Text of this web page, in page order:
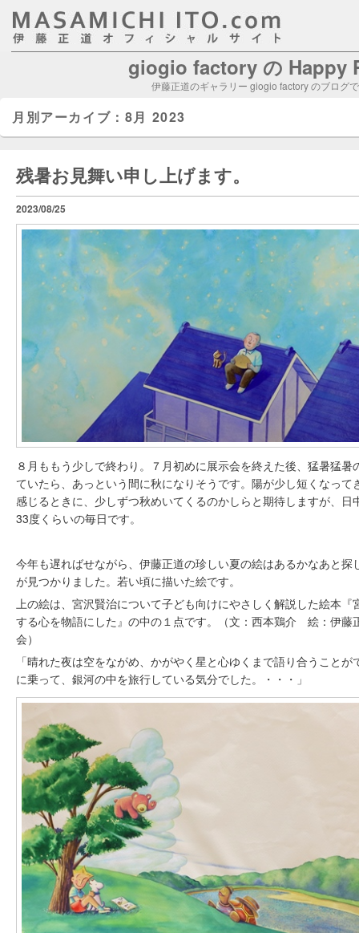
giogio factory の Happy
伊藤正道のギャラリー giogio factory のブログ
月別アーカイブ： 8月 2023
残暑お見舞い申し上げます。
2023/08/25
８月ももう少しで終わり。７月初めに展示会を終えた後、猛暑猛
ていたら、あっという間に秋になりそうです。陽が少し短くなって
感じるときに、少しずつ秋めいてくるのかしらと期待しますが、日
33度くらいの毎日です。
今年も遅ればせながら、伊藤正道の珍しい夏の絵はあるかなあと探
が見つかりました。若い頃に描いた絵です。
上の絵は、宮沢賢治について子ども向けにやさしく解説した絵本
する心を物語にした』の中の１点です。（文：西本鶏介 絵：伊
会）
「晴れた夜は空をながめ、かがやく星と心ゆくまで語り合うこと
に乗って、銀河の中を旅行している気分でした。・・・」